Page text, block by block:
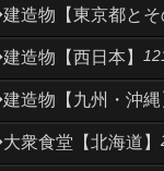
造物【東京都とそ
造物【西日本】
造物【九州・沖縄
衆食堂【北海道】